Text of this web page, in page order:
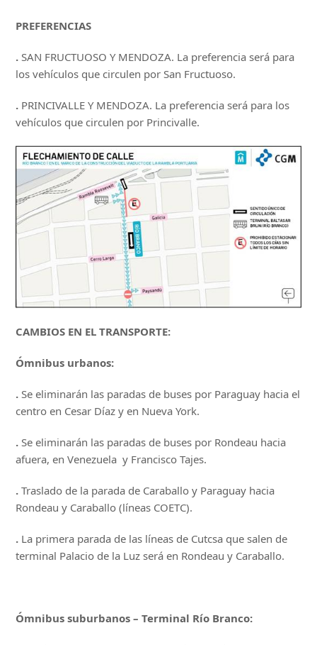
PREFERENCIAS
. SAN FRUCTUOSO Y MENDOZA. La preferencia será para
los vehículos que circulen por San Fructuoso.
. PRINCIVALLE Y MENDOZA. La preferencia será para los
vehículos que circulen por Princivalle.
CAMBIOS EN EL TRANSPORTE:
Ómnibus urbanos:
. Se eliminarán las paradas de buses por Paraguay hacia el
centro en Cesar Díaz y en Nueva York.
. Se eliminarán las paradas de buses por Rondeau hacia
afuera, en Venezuela y Francisco Tajes.
.Traslado de la parada de Caraballo y Paraguay hacia
Rondeau y Caraballo (líneas COETC).
. La primera parada de las líneas de Cutcsa que salen de
terminal Palacio de la Luz será en Rondeau y Caraballo.
Ómnibus suburbanos – Terminal Río Branco: